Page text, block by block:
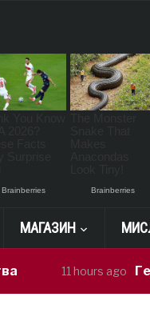
МАГАЗИН
11 hours ago